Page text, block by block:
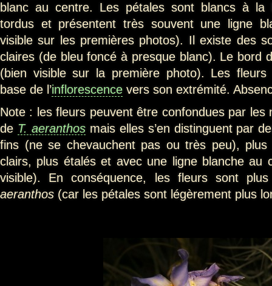
blanc au centre. Les pétales sont blancs à la
tordus et présentent très souvent une ligne
visible sur les premières photos). Il existe des
claires (de bleu foncé à presque blanc). Le bord
(bien visible sur la première photo). Les fleurs
base de l’inflorescence vers son extrémité.
Note : les fleurs peuvent être confondues par les
de T. aeranthosmais elles s’en distinguent par
fins (ne se chevauchent pas ou très peu),
clairs, plus étalés et avec une ligne blanche au
visible). En conséquence, les fleurs sont
aeranthos (car les pétales sont légèrement plus